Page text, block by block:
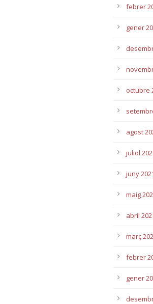
febrer
gener
octubre
agost
juliol
juny
maig
abril
març
febrer
gener